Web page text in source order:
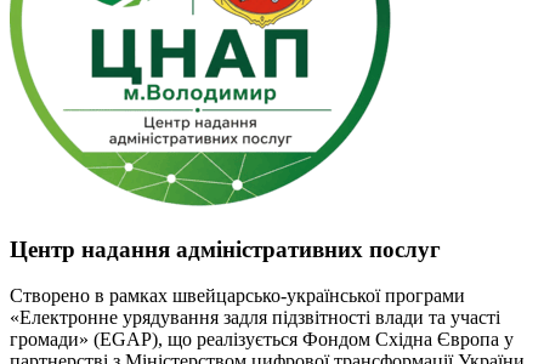
Центр надання адміністративних послуг
Створено в рамках швейцарсько-української програми
«Електронне урядування задля підзвітності влади та участі
громади» (EGAP), що реалізується Фондом Східна Європа у